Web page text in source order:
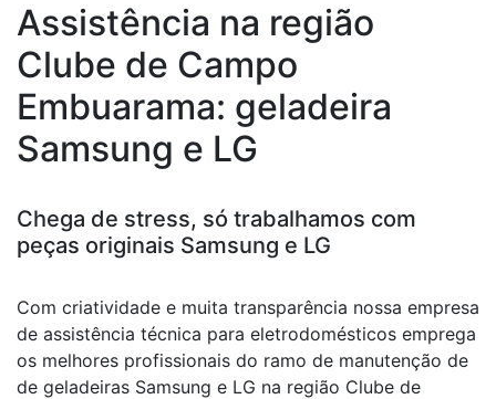
Assistência na região
Clube de Campo
Embuarama: geladeira
Samsung e LG
Chega de stress, só trabalhamos com
peças originais Samsung e LG
Com criatividade e muita transparência nossa empresa
de assistência técnica para eletrodomésticos emprega
os melhores profissionais do ramo de manutenção de
de geladeiras Samsung e LG na região Clube de